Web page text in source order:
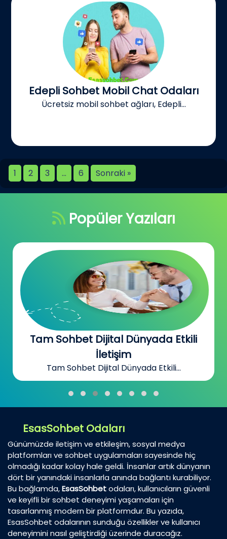
Edepli Sohbet Mobil Chat Odaları
Ücretsiz mobil sohbet ağları, Edepli...
1 2 3 … 6 Sonraki »
Popüler Yazıları
Dul Chat Dul Bayanlarla Sohbet
Odası
Esassohbet.Com Dul Chat Dul Bayanlarla...
EsasSohbet Odaları
Günümüzde iletişim ve etkileşim, sosyal medya
platformları ve sohbet uygulamaları sayesinde hiç
olmadığı kadar kolay hale geldi. İnsanlar artık dünyanın
dört bir yanındaki insanlarla anında bağlantı kurabiliyor.
Bu bağlamda,EsasSohbetodaları, kullanıcıların güvenli
ve keyifli bir sohbet deneyimi yaşamaları için
tasarlanmış modern bir platformdur. Bu yazıda,
EsasSohbet odalarının sunduğu özellikler ve kullanıcı
deneyimini nasıl geliştirdiği üzerinde duracağız.